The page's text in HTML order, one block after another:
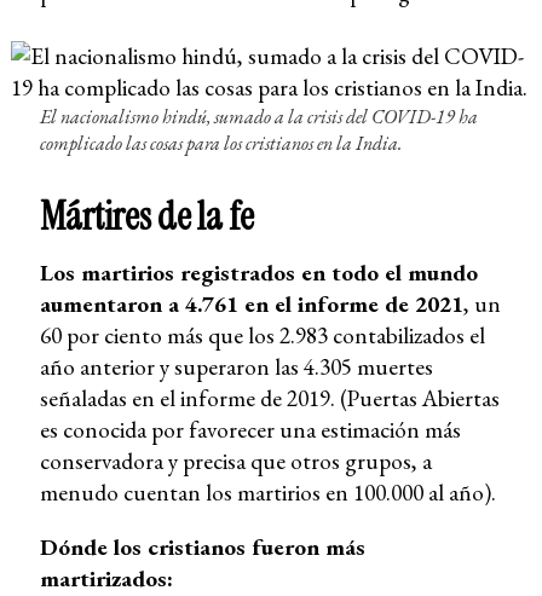
El nacionalismo hindú, sumado a la crisis del COVID-19 ha
complicado las cosas para los cristianos en la India.
Mártires de la fe
Los martirios registrados en todo el mundo
aumentaron a 4.761 en el informe de 2021, un
60 por ciento más que los 2.983 contabilizados el
año anterior y superaron las 4.305 muertes
señaladas en el informe de 2019. (Puertas Abiertas
es conocida por favorecer una estimación más
conservadora y precisa que otros grupos, a
menudo cuentan los martirios en 100.000 al año).
Dónde los cristianos fueron más
martirizados: